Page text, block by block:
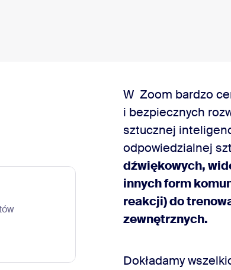
W Zoom bardzo
i bezpiecznych
sztucznej
odpowiedzialnej
dźwiękowych,
innych form
reakcji) do
zewnętrznych.
Dokładamy